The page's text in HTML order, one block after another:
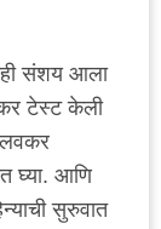
संशय आला
टेस्ट केली
लवकर
घ्या. आणि
सुरुवात